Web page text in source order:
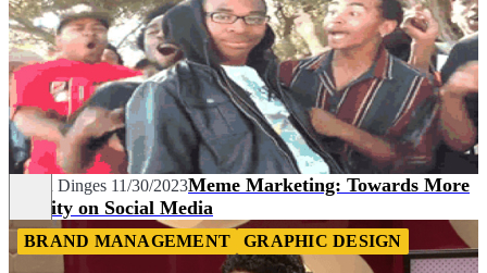
Maren Dinges 11/30/2023Meme Marketing: Towards More
Virality on Social Media
BRAND MANAGEMENT GRAPHIC DESIGN